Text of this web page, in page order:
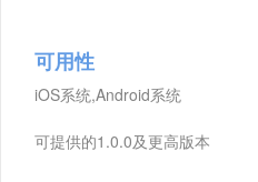
可用性
iOS系统,Android系统
可提供的1.0.0及更高版本